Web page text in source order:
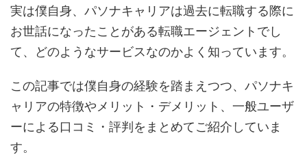
実は僕自身、パソナキャリアは過去に転職する際に
お世話になったことがある転職エージェントでし
て、どのようなサービスなのかよく知っています。
この記事では僕自身の経験を踏まえつつ、パソナキ
ャリアの特徴やメリット・デメリット、一般ユーザ
ーによる口コミ・評判をまとめてご紹介していま
す。